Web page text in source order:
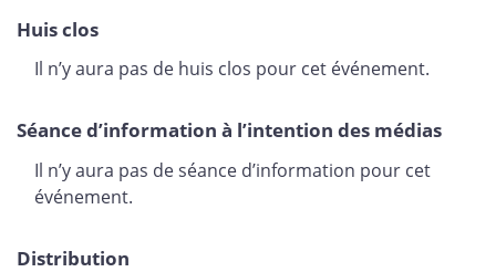
Huis clos
Il n’y aura pas de huis clos pour cet événement.
Séance d’information à l’intention des médias
Il n’y aura pas de séance d’information pour cet
événement.
Distribution